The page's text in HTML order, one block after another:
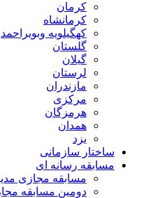
کرمان
کرمانشاه
کهگیلویه وبویراحمد
گلستان
گیلان
لرستان
مازندران
مرکزی
هرمزگان
همدان
یزد
ساختار سازمانی
مسابقه رسانه ای
مسابقه مجازی
دومین مسابقه